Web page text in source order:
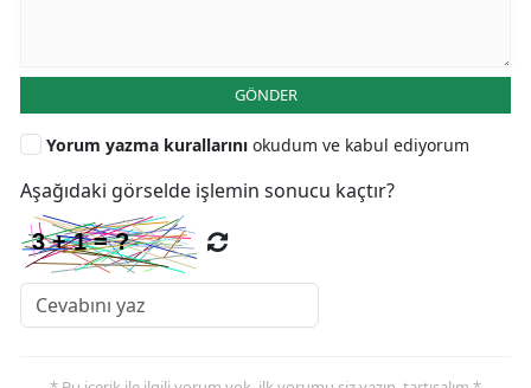
GÖNDER
Yorum yazma kurallarını okudum ve kabul ediyorum
Aşağıdaki görselde işlemin sonucu kaçtır?